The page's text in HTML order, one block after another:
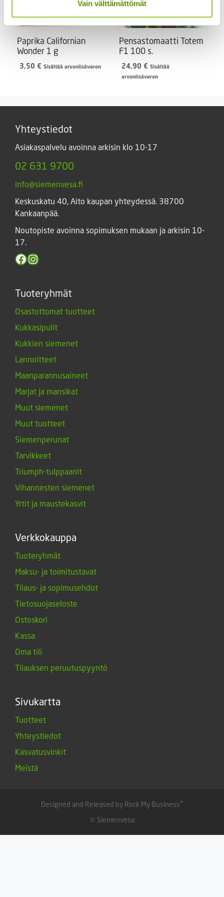
Vain välttämättömät
Paprika Californian
Wonder 1 g
3,50 € Sisältää arvonlisäveron
Pensastomaatti Totem
F1 100 s.
24,90 € Sisältää
arvonlisäveron
Yhteystiedot
Asiakaspalvelu avoinna arkisin klo 10-17
02 631 9700
info@siemenvesa.fi
Keskuskatu 40, Aito kaupan yhteydessä. 38700
Kankaanpää.
Noutopiste avoinna sopimuksen mukaan ja arkisin 10-
17.
Facebook
Instagram
Tuoteryhmät
Osastottomat tuotteet
Kukkasipulit
Kukkien siemenet
Lannoitteet
Maanparannusaineet
Marjat ja mansikat
Muut siemenet
Muut tuotteet
Siemenperunat
Tarvikkeet
Triumph-tulppaanit
Vihannesten siemenet
Yrtit ja maustekasvit
Verkkokauppa
Tuoteryhmät
Maksu- ja toimitustavat
Tilaus- ja sopimusehdot
Tietosuojaseloste
Ostoskori
Kassa
Oma tili
Tilauksen peruutuspyyntö
Sivukartta
Tuotteet
Yhteystiedot
Kasvatusvinkit
Meistä
Designed and Released by Rock My Business®
© Siemenvesa